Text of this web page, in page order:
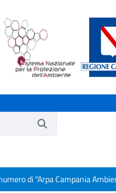
di "Arpa Campania